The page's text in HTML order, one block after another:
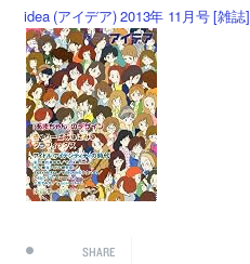
idea (アイデア) 2013年 11月号 [雑誌]
SHARE